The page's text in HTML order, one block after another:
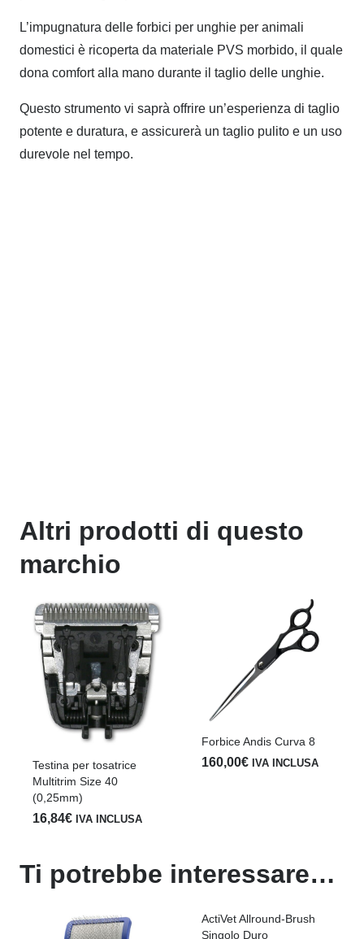
L’impugnatura delle forbici per unghie per animali
domestici è ricoperta da materiale PVS morbido, il quale
dona comfort alla mano durante il taglio delle unghie.
Questo strumento vi saprà offrire un’esperienza di taglio
potente e duratura, e assicurerà un taglio pulito e un uso
durevole nel tempo.
Altri prodotti di questo
marchio
Testina per tosatrice
Multitrim Size 40
(0,25mm)
16,84€ IVA INCLUSA
Forbice Andis Curva 8
160,00€ IVA INCLUSA
Ti potrebbe interessare…
ActiVet Allround-Brush
Singolo Duro